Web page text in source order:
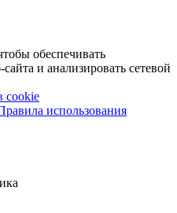
обеспечивать
и анализировать сетевой
cookie
использования